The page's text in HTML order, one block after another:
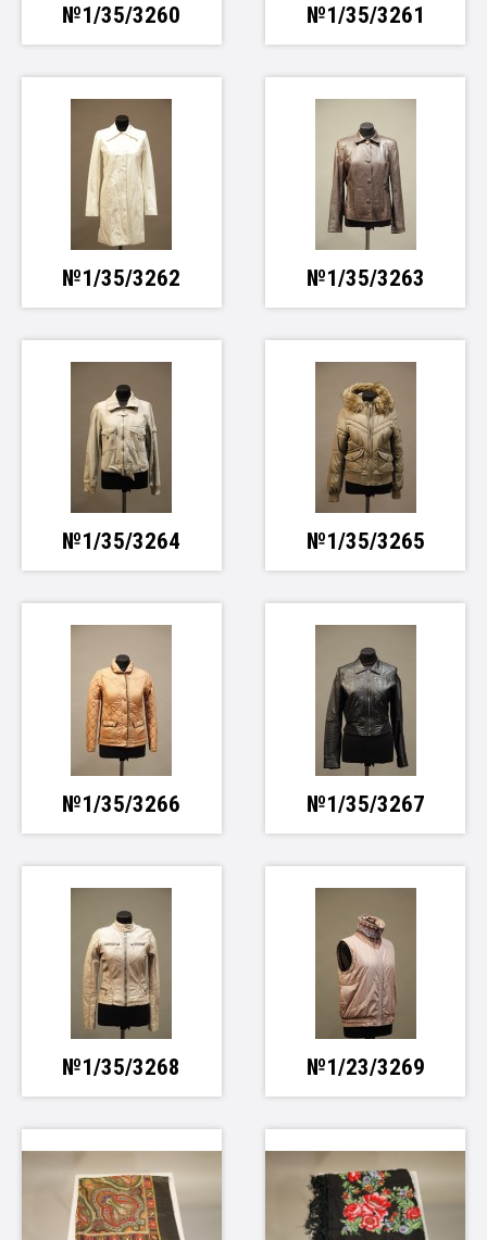
№1/35/3260 №1/35/3261
№1/35/3262 №1/35/3263
№1/35/3264 №1/35/3265
№1/35/3266 №1/35/3267
№1/35/3268 №1/23/3269